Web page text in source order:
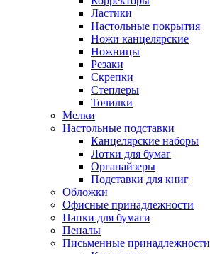
Ластики
Настольные покрытия
Ножи канцелярские
Ножницы
Резаки
Скрепки
Степлеры
Точилки
Мелки
Настольные подставки
Канцелярские наборы
Лотки для бумаг
Органайзеры
Подставки для книг
Обложки
Офисные принадлежности
Папки для бумаги
Пеналы
Письменные принадлежности